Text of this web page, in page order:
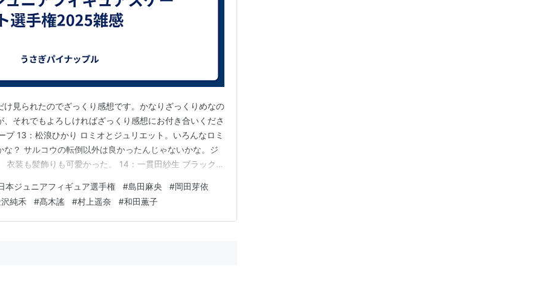
け見られたのでざっくり感想です。かなりざっくりめなの
それでもよろしければざっくり感想にお付き合いくださ
プ 13：松浪ひかり ロミオとジュリエット。いろんなロミ
な？ サルコウの転倒以外は良かったんじゃないかな。ジ
衣装も髪飾りも可愛かった。 14：一貫田紗生 ブラックス
た気がする。 この出来でもフリー9位か、回転不足があ
タニック…
本ジュニアフィギュア選手権 #島田麻央 #岡田芽依
純禾 #髙木謠 #村上遥奈 #和田薫子